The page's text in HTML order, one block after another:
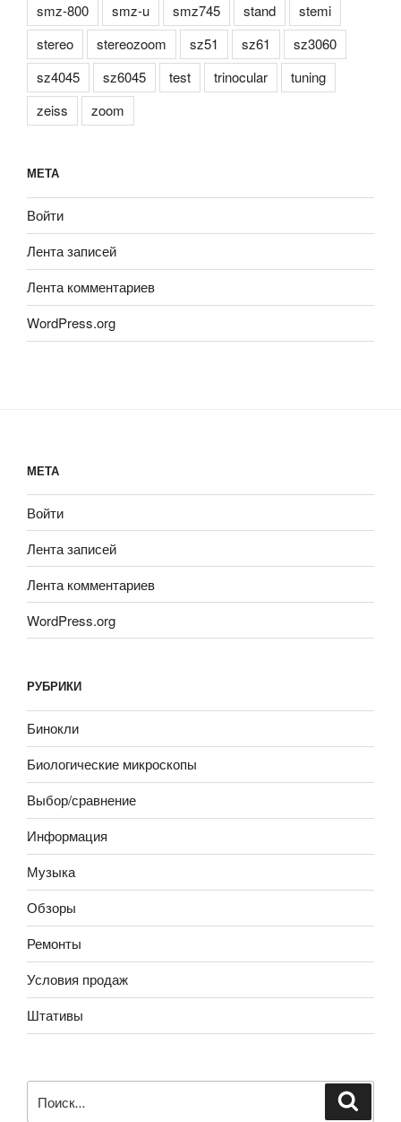
smz-800
smz-u smz745 stand
stemi
stereo
stereozoom sz51 sz61
sz3060
sz4045
sz6045 test trinocular
tuning
zeiss
zoom
МЕТА
Войти
Лента записей
Лента комментариев
WordPress.org
МЕТА
Войти
Лента записей
Лента комментариев
WordPress.org
РУБРИКИ
Бинокли
Биологические микроскопы
Выбор/сравнение
Информация
Музыка
Обзоры
Ремонты
Условия продаж
Штативы